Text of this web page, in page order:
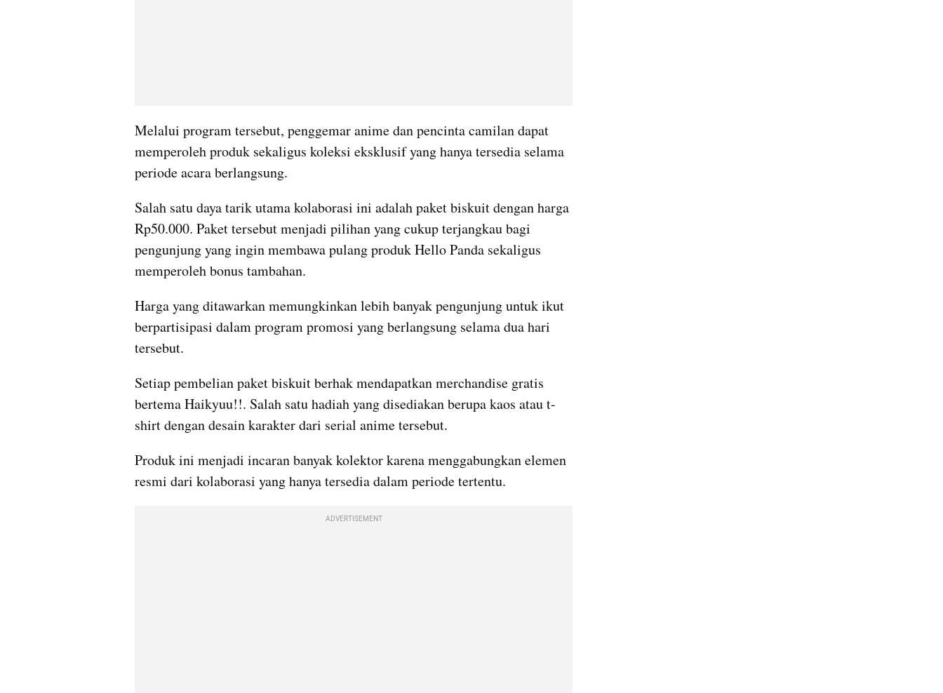
Melalui program tersebut, penggemar anime dan pencinta camilan dapat
memperoleh produk sekaligus koleksi eksklusif yang hanya tersedia selama
periode acara berlangsung.
Salah satu daya tarik utama kolaborasi ini adalah paket biskuit dengan harga
Rp50.000. Paket tersebut menjadi pilihan yang cukup terjangkau bagi
pengunjung yang ingin membawa pulang produk Hello Panda sekaligus
memperoleh bonus tambahan.
Harga yang ditawarkan memungkinkan lebih banyak pengunjung untuk ikut
berpartisipasi dalam program promosi yang berlangsung selama dua hari
tersebut.
Setiap pembelian paket biskuit berhak mendapatkan merchandise gratis
bertema Haikyuu!!. Salah satu hadiah yang disediakan berupa kaos atau t-
shirt dengan desain karakter dari serial anime tersebut.
Produk ini menjadi incaran banyak kolektor karena menggabungkan elemen
resmi dari kolaborasi yang hanya tersedia dalam periode tertentu.
ADVERTISEMENT